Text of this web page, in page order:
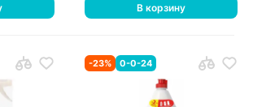
В корзину
-23% 0-0-24